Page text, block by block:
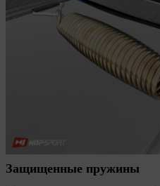
Защищенные пружины